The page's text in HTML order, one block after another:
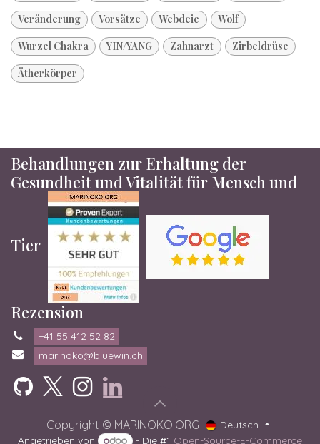
Veränderung
Vorsätze Webdeie
Wolf
Wurzel Chakra
YIN/YANG Zahnarzt
Zirbeldrüse
Ätherkörper
Behandlungen zur Erhaltung der
Gesundheit und Vitalität für Mensch und
Tier
Rezension
+41 55 412 52 82
marinoko@bluewin.ch
Copyright © MARINOKO.ORG
Deutsch
Angetrieben von
- Die #1 Open-Source-E-Commerce